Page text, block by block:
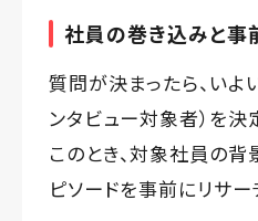
社員の巻き込みと事
質問が決まったら、いよ
ンタビュー対象者）を決
このとき、対象社員の
ピソードを事前にリサー